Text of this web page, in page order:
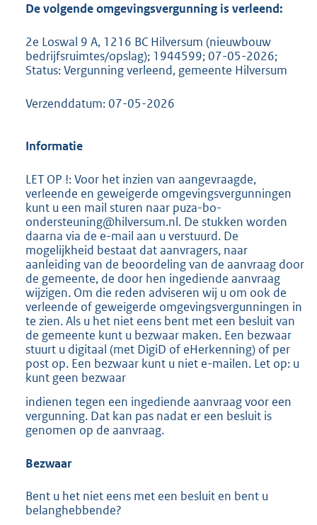
5
K
b
De volgende omgevingsvergunning is verleend:
2e Loswal 9 A, 1216 BC Hilversum (nieuwbouw
bedrijfsruimtes/opslag); 1944599; 07-05-2026;
Status: Vergunning verleend, gemeente Hilversum
Verzenddatum: 07-05-2026
Informatie
LET OP !: Voor het inzien van aangevraagde,
verleende en geweigerde omgevingsvergunningen
kunt u een mail sturen naar puza-bo-
ondersteuning@hilversum.nl. De stukken worden
daarna via de e-mail aan u verstuurd. De
mogelijkheid bestaat dat aanvragers, naar
aanleiding van de beoordeling van de aanvraag door
de gemeente, de door hen ingediende aanvraag
wijzigen. Om die reden adviseren wij u om ook de
verleende of geweigerde omgevingsvergunningen in
te zien. Als u het niet eens bent met een besluit van
de gemeente kunt u bezwaar maken. Een bezwaar
stuurt u digitaal (met DigiD of eHerkenning) of per
post op. Een bezwaar kunt u niet e-mailen. Let op: u
kunt geen bezwaar
indienen tegen een ingediende aanvraag voor een
vergunning. Dat kan pas nadat er een besluit is
genomen op de aanvraag.
Bezwaar
Bent u het niet eens met een besluit en bent u
belanghebbende?